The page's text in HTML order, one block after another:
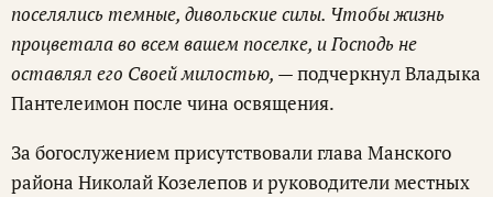
поселялись темные, дивольские силы. Чтобы жизнь
процветала во всем вашем поселке, и Господь не
оставлял его Своей милостью, —подчеркнул Владыка
Пантелеимон после чина освящения.
За богослужением присутствовали глава Манского
района Николай Козелепов и руководители местных